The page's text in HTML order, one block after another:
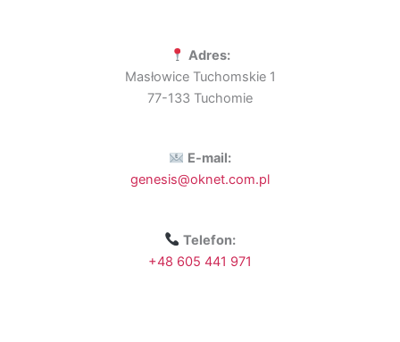
Adres:
Masłowice Tuchomskie 1
77-133 Tuchomie
E-mail:
genesis@oknet.com.pl
Telefon:
+48 605 441 971